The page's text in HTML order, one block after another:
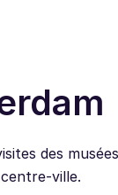
des
ville.